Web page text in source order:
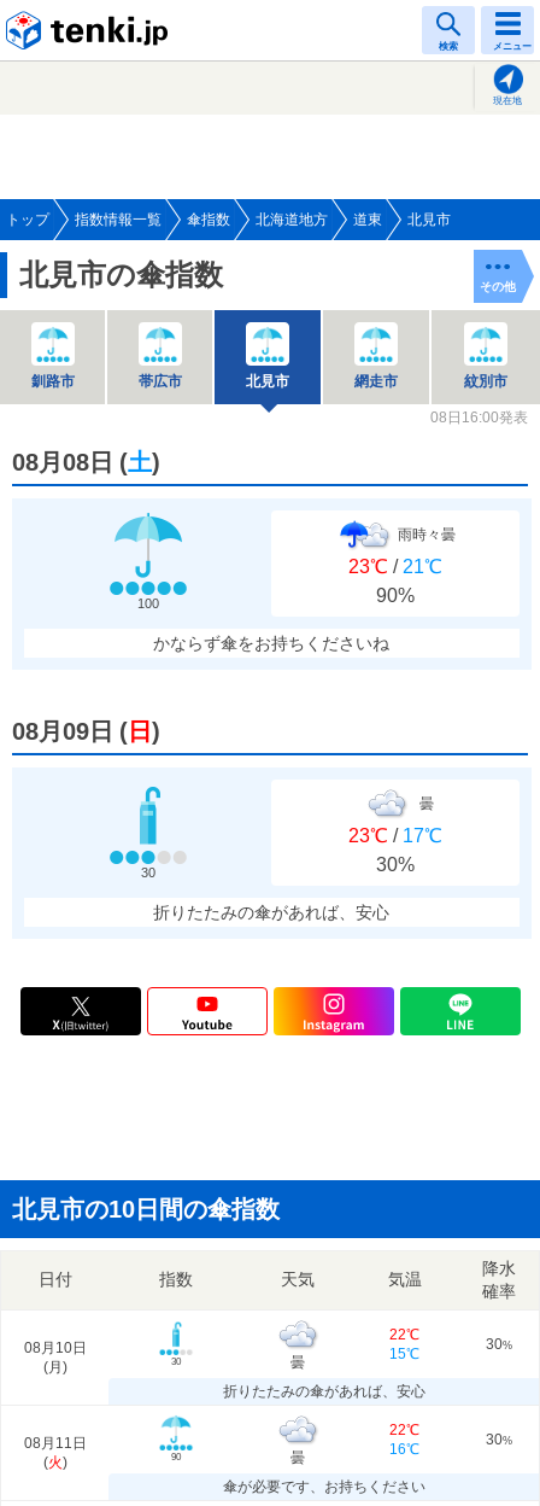
検索 メニュー
現在地
トップ 指数情報一覧 傘指数 北海道地方 道東 北見市
北見市の傘指数
釧路市 帯広市 北見市 網走市 紋別市
その他
08日16:00発表
08月08日 (土)
100
雨時々曇
23℃ / 21℃
90%
かならず傘をお持ちくださいね
08月09日 ( 日 )
30
曇
23℃ / 17℃
30%
折りたたみの傘があれば、安心
北見市の10日間の傘指数
日付 指数 天気 気温
降水
確率
08月10日
(月 ) 30 曇
22℃
15℃
30%
折りたたみの傘があれば、安心
08月11日
(火) 90 曇
22℃
16℃
30%
傘が必要です、お持ちください